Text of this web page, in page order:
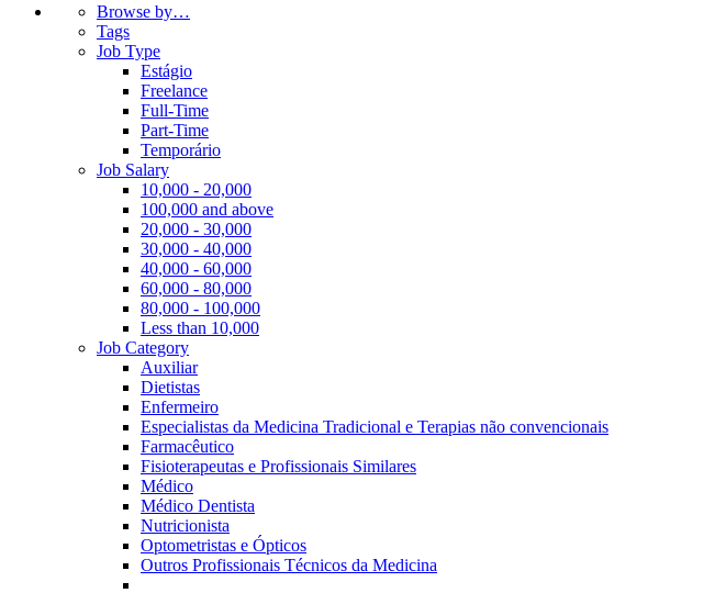
Browse by…
Tags
Job Type
Estágio
Freelance
Full-Time
Part-Time
Temporário
Job Salary
10,000 - 20,000
100,000 and above
20,000 - 30,000
30,000 - 40,000
40,000 - 60,000
60,000 - 80,000
80,000 - 100,000
Less than 10,000
Job Category
Auxiliar
Dietistas
Enfermeiro
Especialistas da Medicina Tradicional e Terapias não convencionais
Farmacêutico
Fisioterapeutas e Profissionais Similares
Médico
Médico Dentista
Nutricionista
Optometristas e Ópticos
Outros Profissionais Técnicos da Medicina